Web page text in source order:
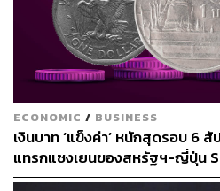
ECONOMIC / BUSINESS
เงินบาท ‘แข็งค่า’ หนักสุดรอบ 6
แทรกแซงเยนของสหรัฐฯ-ญี่ปุ่น
เปิดเป้าสิ้นปีนี้จ่อแข็งต่อแตะ